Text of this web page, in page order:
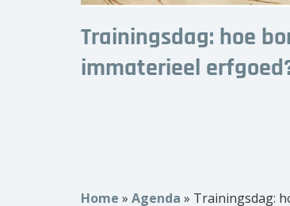
Trainingsdag: hoe
immaterieel
Home » Agenda » Trainingsdag: